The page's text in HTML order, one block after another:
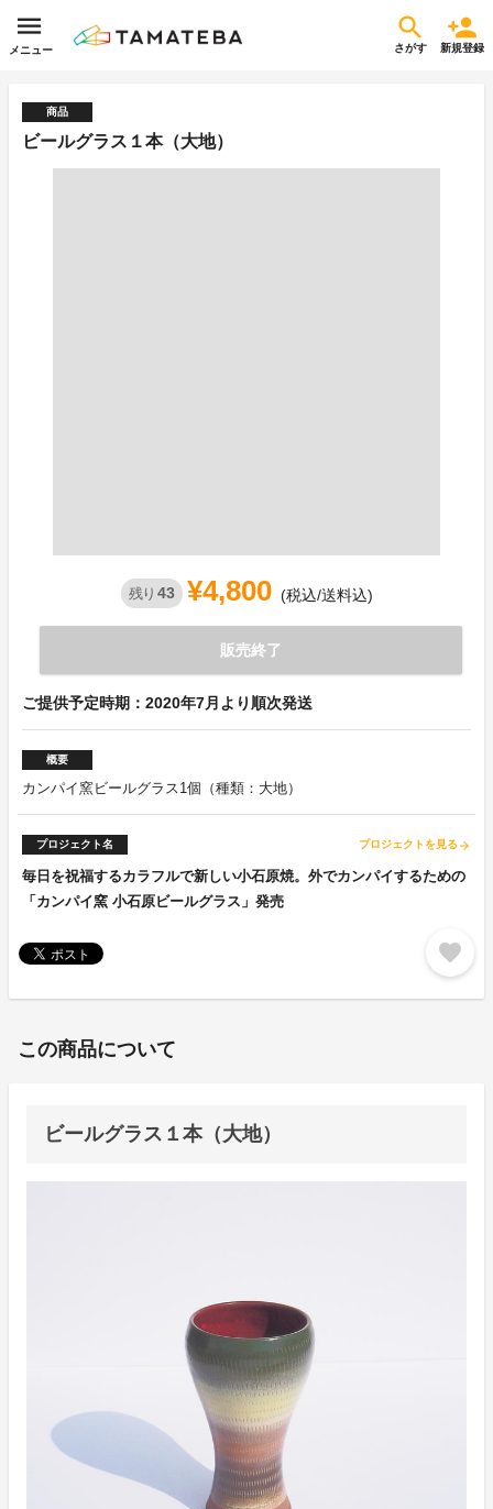
メニュー さがす 新規登録
商品
ビールグラス１本（大地）
残り 43 ¥4,800 (税込/送料込)
販売終了
ご提供予定時期：2020年7月より順次発送
概要
カンパイ窯ビールグラス1個（種類：大地）
プロジェクト名 プロジェクトを見る arrow_forward
毎日を祝福するカラフルで新しい小石原焼。外でカンパイするための
「カンパイ窯 小石原ビールグラス」発売
favorite
この商品について
ビールグラス１本（大地）